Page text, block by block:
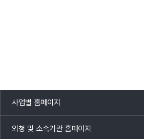
사업별 홈페이지
목록
열기
외청 및 소속기관 홈페이지
목록